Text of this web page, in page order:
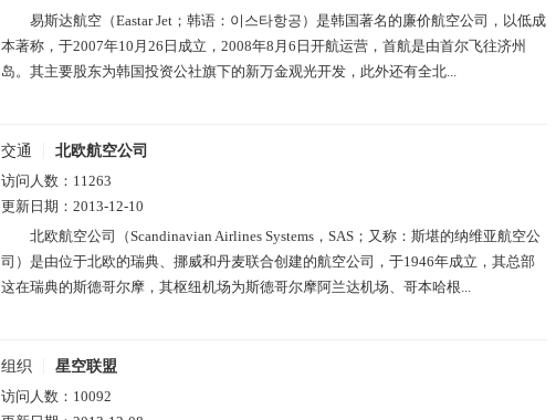
易斯达航空（Eastar Jet；韩语：이스타항공）是韩国著名的廉价航空公司，以低成
本著称，于2007年10月26日成立，2008年8月6日开航运营，首航是由首尔飞往济州
岛。其主要股东为韩国投资公社旗下的新万金观光开发，此外还有全北...
交通
北欧航空公司
访问人数： 11263
更新日期： 2013-12-10
北欧航空公司（Scandinavian Airlines Systems，SAS；又称：斯堪的纳维亚航空公
司）是由位于北欧的瑞典、挪威和丹麦联合创建的航空公司，于1946年成立，其总部
这在瑞典的斯德哥尔摩，其枢纽机场为斯德哥尔摩阿兰达机场、哥本哈根...
组织
星空联盟
访问人数： 10092